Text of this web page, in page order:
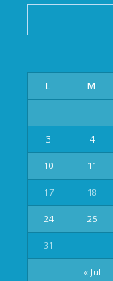
L M
« Jul
3 4
10 11
17 18
24 25
31